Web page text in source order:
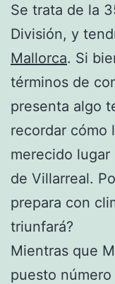
Se trata de la
División, y
Mallorca. Si
términos de
presenta algo
recordar cómo
merecido
de Villarreal.
prepara con
triunfará?
Mientras que
puesto número